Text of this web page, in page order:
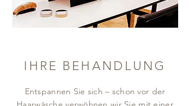
IHRE BEHANDLUNG
Entspannen Sie sich – schon vor der